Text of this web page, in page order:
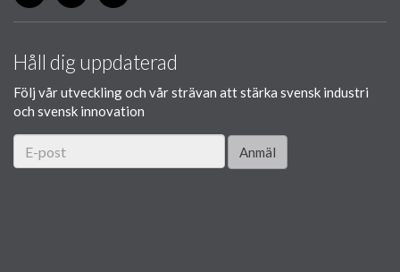
Håll dig uppdaterad
Följ vår utveckling och vår strävan att stärka svensk industri
och svensk innovation
Anmäl